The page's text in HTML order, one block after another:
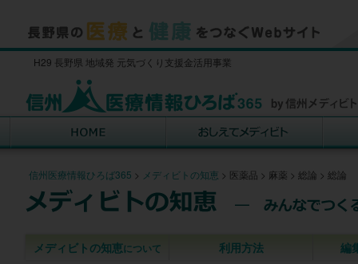
H29 長野県 地域発 元気づくり支援金活用事業
信州医療情報ひろば365 > メディビトの知恵 > 医薬品 > 麻薬 > 総論 > 総論
メディビトの知恵について 利用方法 編